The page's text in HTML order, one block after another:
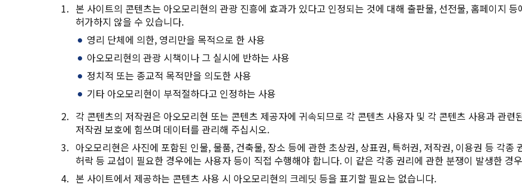
본 사이트의 콘텐츠는 아오모리현의 관광 진흥에 효과가 있다고 인정되는 것에 대해 출판물, 선전물, 홈페이지
허가하지 않을 수 있습니다.
영리 단체에 의한, 영리만을 목적으로 한 사용
아오모리현의 관광 시책이나 그 실시에 반하는 사용
정치적 또는 종교적 목적만을 의도한 사용
기타 아오모리현이 부적절하다고 인정하는 사용
각 콘텐츠의 저작권은 아오모리현 또는 콘텐츠 제공자에 귀속되므로 각 콘텐츠 사용자 및 각 콘텐츠 사용과 관
저작권 보호에 힘쓰며 데이터를 관리해 주십시오.
아오모리현은 사진에 포함된 인물, 물품, 건축물, 장소 등에 관한 초상권, 상표권, 특허권, 저작권, 이용권 등 각
허락 등 교섭이 필요한 경우에는 사용자 등이 직접 수행해야 합니다. 이 같은 각종 권리에 관한 분쟁이 발생한 경
본 사이트에서 제공하는 콘텐츠 사용 시 아오모리현의 크레딧 등을 표기할 필요는 없습니다.